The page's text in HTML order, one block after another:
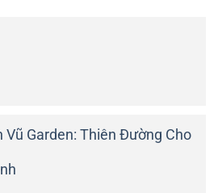
Vũ Garden: Thiên Đường Cho